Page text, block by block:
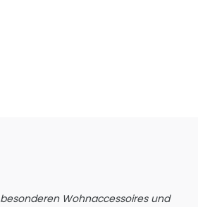
besonderen Wohnaccessoires und